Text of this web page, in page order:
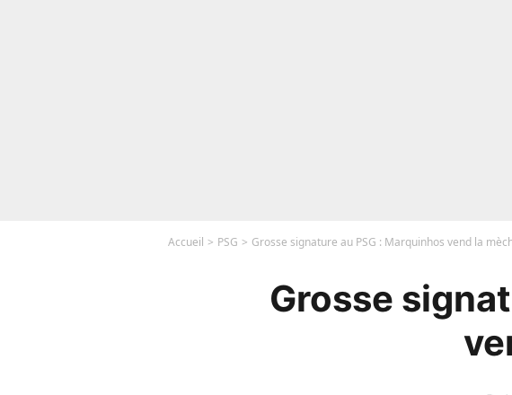
Accueil PSG Grosse signature au PSG : Marquinhos vend la
Grosse